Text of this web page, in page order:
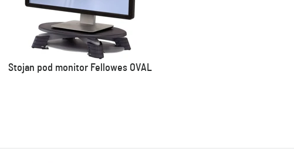
Stojan pod monitor Fellowes OVAL